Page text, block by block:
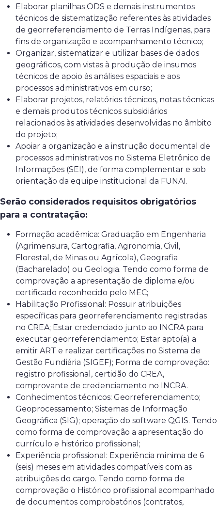
Elaborar planilhas ODS e demais instrumentos
técnicos de sistematização referentes às atividades
de georreferenciamento de Terras Indígenas, para
fins de organização e acompanhamento técnico;
Organizar, sistematizar e utilizar bases de dados
geográficos, com vistas à produção de insumos
técnicos de apoio às análises espaciais e aos
processos administrativos em curso;
Elaborar projetos, relatórios técnicos, notas técnicas
e demais produtos técnicos subsidiários
relacionados às atividades desenvolvidas no âmbito
do projeto;
Apoiar a organização e a instrução documental de
processos administrativos no Sistema Eletrônico de
Informações (SEI), de forma complementar e sob
orientação da equipe institucional da FUNAI.
Serão considerados requisitos obrigatórios
para a contratação:
Formação acadêmica: Graduação em Engenharia
(Agrimensura, Cartografia, Agronomia, Civil,
Florestal, de Minas ou Agrícola), Geografia
(Bacharelado) ou Geologia. Tendo como forma de
comprovação a apresentação de diploma e/ou
certificado reconhecido pelo MEC;
Habilitação Profissional: Possuir atribuições
específicas para georreferenciamento registradas
no CREA; Estar credenciado junto ao INCRA para
executar georreferenciamento; Estar apto(a) a
emitir ART e realizar certificações no Sistema de
Gestão Fundiária (SIGEF); Forma de comprovação:
registro profissional, certidão do CREA,
comprovante de credenciamento no INCRA.
Conhecimentos técnicos: Georreferenciamento;
Geoprocessamento; Sistemas de Informação
Geográfica (SIG); operação do software QGIS. Tendo
como forma de comprovação a apresentação do
currículo e histórico profissional;
Experiência profissional: Experiência mínima de 6
(seis) meses em atividades compatíveis com as
atribuições do cargo. Tendo como forma de
comprovação o Histórico profissional acompanhado
de documentos comprobatórios (contratos,